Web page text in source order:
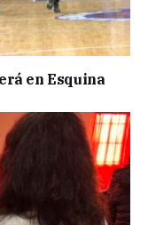
en Esquina